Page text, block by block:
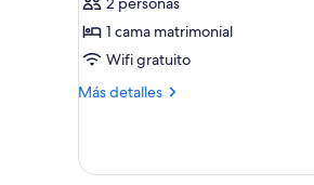
Habitación
doble1 cama matrimonial
Wifi gratuito
Más detalles
Más
doble